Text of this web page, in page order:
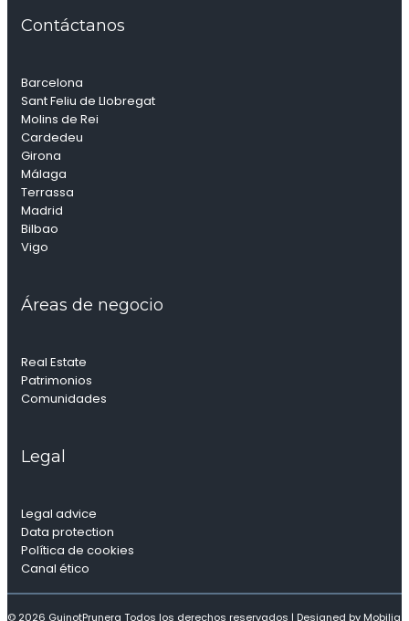
Contáctanos
Barcelona
Sant Feliu de Llobregat
Molins de Rei
Cardedeu
Girona
Málaga
Terrassa
Madrid
Bilbao
Vigo
Áreas de negocio
Real Estate
Patrimonios
Comunidades
Legal
Legal advice
Data protection
Política de cookies
Canal ético
© 2026 GuinotPrunera Todos los derechos reservados | Designed by Mobilia